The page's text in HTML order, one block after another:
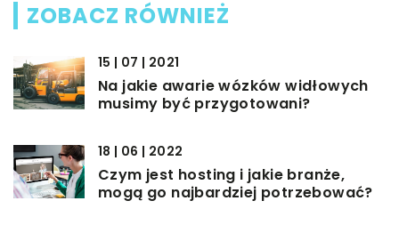
ZOBACZ RÓWNIEŻ
15 | 07 | 2021
Na jakie awarie wózków widłowych
musimy być przygotowani?
18 | 06 | 2022
Czym jest hosting i jakie branże,
mogą go najbardziej potrzebować?